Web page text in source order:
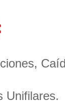
Unifilares.